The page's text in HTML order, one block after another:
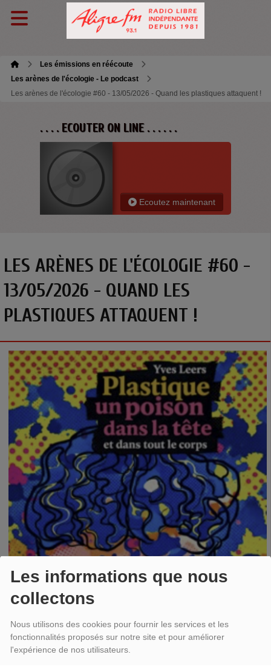
Les informations que nous
collectons
Nous utilisons des cookies pour fournir les services et les
fonctionnalités proposés sur notre site et pour améliorer
l'expérience de nos utilisateurs.
Les émissions en réécoute
Les arènes de l'écologie - Le podcast
Les arènes de l'écologie #60 - 13/05/2026 - Quand les plastiques attaquent !
. . . . ECOUTER ON LINE . . . . . .
Ecoutez maintenant
LES ARÈNES DE L'ÉCOLOGIE #60 -
13/05/2026 - QUAND LES
PLASTIQUES ATTAQUENT !